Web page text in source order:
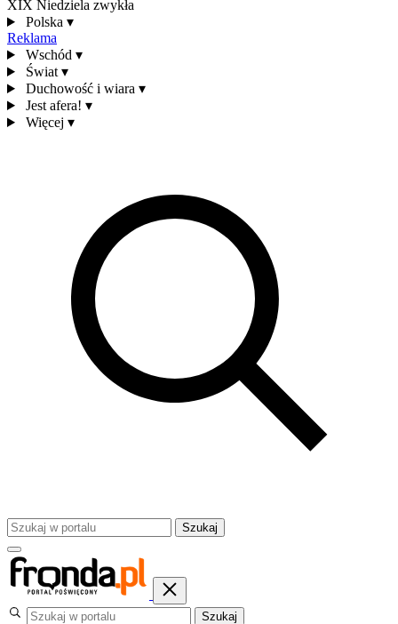
XIX Niedziela zwykła
Polska ▾
Reklama
Wschód ▾
Świat ▾
Duchowość i wiara ▾
Jest afera! ▾
Więcej ▾
Szukaj
Szukaj